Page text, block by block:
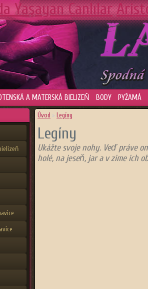
Yaşayan Canlılar
A MATERSKÁ BIELIZEŇ BODY
PYŽAMÁ
Úvod » Legíny
Legíny
Ukážte svoje nohy. Veď práve
holé, na jeseň, jar a v zime ich